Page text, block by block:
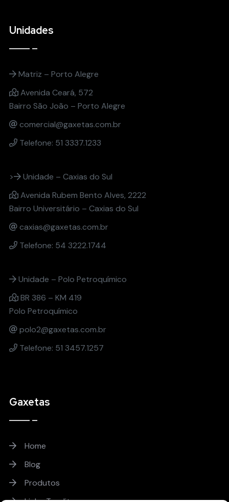
Unidades
Matriz – Porto Alegre
Avenida Ceará, 572
Bairro São João – Porto Alegre
comercial@gaxetas.com.br
Telefone: 51 3337.1233
>
Unidade – Caxias do Sul
Avenida Rubem Bento Alves, 2222
Bairro Universitário – Caxias do Sul
caxias@gaxetas.com.br
Telefone: 54 3222.1744
Unidade – Polo Petroquímico
BR 386 – KM 419
Polo Petroquímico
polo2@gaxetas.com.br
Telefone: 51 3457.1257
Gaxetas
Home
Blog
Produtos